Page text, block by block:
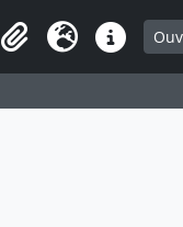
Presse-papier
LangueLiens